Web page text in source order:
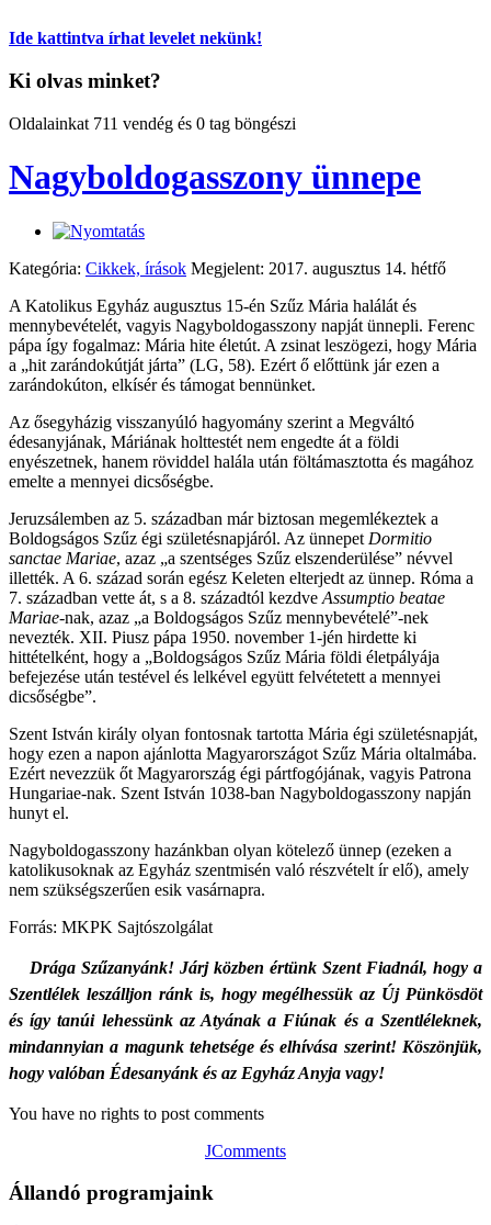
Ide kattintva írhat levelet nekünk!
Ki olvas minket?
Oldalainkat 711 vendég és 0 tag böngészi
Nagyboldogasszony ünnepe
Kategória: Cikkek, írások Megjelent: 2017. augusztus 14. hétfő
A Katolikus Egyház augusztus 15-én Szűz Mária halálát és
mennybevételét, vagyis Nagyboldogasszony napját ünnepli. Ferenc
pápa így fogalmaz: Mária hite életút. A zsinat leszögezi, hogy Mária
a „hit zarándokútját járta” (LG, 58). Ezért ő előttünk jár ezen a
zarándokúton, elkísér és támogat bennünket.
Az ősegyházig visszanyúló hagyomány szerint a Megváltó
édesanyjának, Máriának holttestét nem engedte át a földi
enyészetnek, hanem röviddel halála után föltámasztotta és magához
emelte a mennyei dicsőségbe.
Jeruzsálemben az 5. században már biztosan megemlékeztek a
Boldogságos Szűz égi születésnapjáról. Az ünnepet Dormitio
sanctae Mariae, azaz „a szentséges Szűz elszenderülése” névvel
illették. A 6. század során egész Keleten elterjedt az ünnep. Róma a
7. században vette át, s a 8. századtól kezdve Assumptio beatae
Mariae-nak, azaz „a Boldogságos Szűz mennybevételé”-nek
nevezték. XII. Piusz pápa 1950. november 1-jén hirdette ki
hittételként, hogy a „Boldogságos Szűz Mária földi életpályája
befejezése után testével és lelkével együtt felvétetett a mennyei
dicsőségbe”.
Szent István király olyan fontosnak tartotta Mária égi születésnapját,
hogy ezen a napon ajánlotta Magyarországot Szűz Mária oltalmába.
Ezért nevezzük őt Magyarország égi pártfogójának, vagyis Patrona
Hungariae-nak. Szent István 1038-ban Nagyboldogasszony napján
hunyt el.
Nagyboldogasszony hazánkban olyan kötelező ünnep (ezeken a
katolikusoknak az Egyház szentmisén való részvételt ír elő), amely
nem szükségszerűen esik vasárnapra.
Forrás: MKPK Sajtószolgálat
Drága Szűzanyánk! Járj közben értünk Szent Fiadnál, hogy a
Szentlélek leszálljon ránk is, hogy megélhessük az Új Pünkösdöt
és így tanúi lehessünk az Atyának a Fiúnak és a Szentléleknek,
mindannyian a magunk tehetsége és elhívása szerint! Köszönjük,
hogy valóban Édesanyánk és az Egyház Anyja vagy!
You have no rights to post comments
JComments
Állandó programjaink